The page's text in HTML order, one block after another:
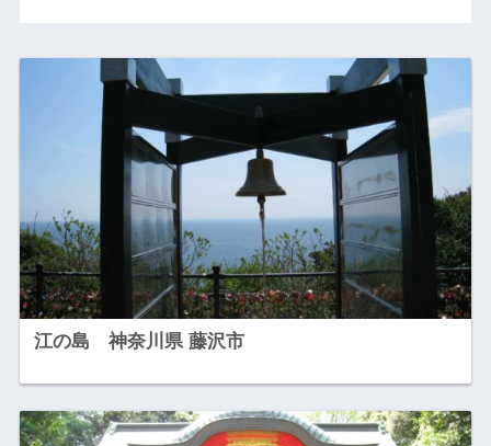
江の島 神奈川県 藤沢市